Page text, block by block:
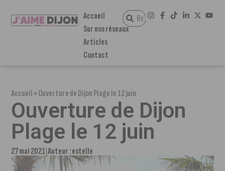
Accueil
Sur nos réseaux
Articles
Contact
Accueil»Ouverture de Dijon Plage le 12 juin
Ouverture de Dijon
Plage le 12 juin
27 mai 2021 Auteur :estelle